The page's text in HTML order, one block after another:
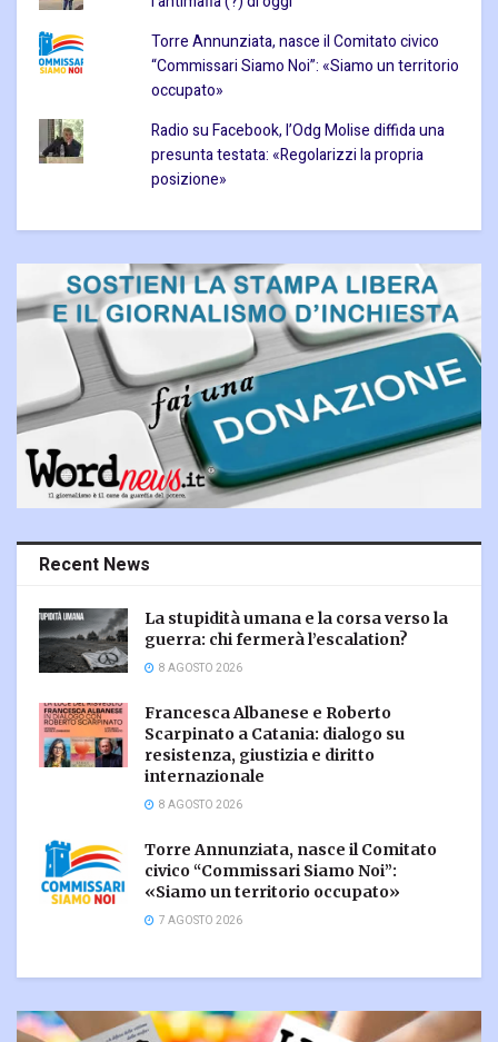
Torre Annunziata, nasce il Comitato civico
“Commissari Siamo Noi”: «Siamo un territorio
occupato»
Radio su Facebook, l’Odg Molise diffida una
presunta testata: «Regolarizzi la propria
posizione»
Recent News
La stupidità umana e la corsa verso la
guerra: chi fermerà l’escalation?
8 AGOSTO 2026
Francesca Albanese e Roberto
Scarpinato a Catania: dialogo su
resistenza, giustizia e diritto
internazionale
8 AGOSTO 2026
Torre Annunziata, nasce il Comitato
civico “Commissari Siamo Noi”:
«Siamo un territorio occupato»
7 AGOSTO 2026